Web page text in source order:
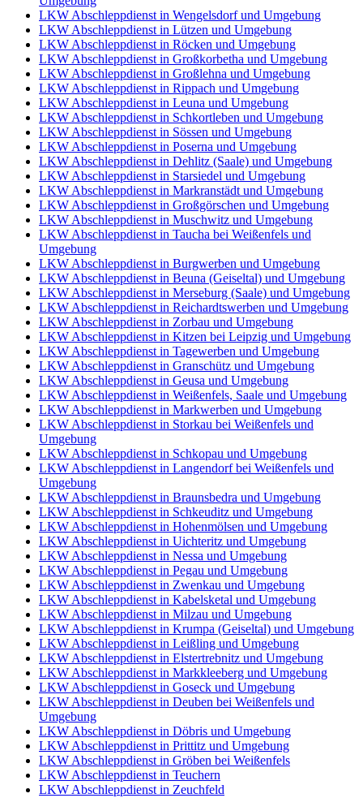
LKW Abschleppdienst in Wengelsdorf und Umgebung
LKW Abschleppdienst in Lützen und Umgebung
LKW Abschleppdienst in Röcken und Umgebung
LKW Abschleppdienst in Großkorbetha und Umgebung
LKW Abschleppdienst in Großlehna und Umgebung
LKW Abschleppdienst in Rippach und Umgebung
LKW Abschleppdienst in Leuna und Umgebung
LKW Abschleppdienst in Schkortleben und Umgebung
LKW Abschleppdienst in Sössen und Umgebung
LKW Abschleppdienst in Poserna und Umgebung
LKW Abschleppdienst in Dehlitz (Saale) und Umgebung
LKW Abschleppdienst in Starsiedel und Umgebung
LKW Abschleppdienst in Markranstädt und Umgebung
LKW Abschleppdienst in Großgörschen und Umgebung
LKW Abschleppdienst in Muschwitz und Umgebung
LKW Abschleppdienst in Taucha bei Weißenfels und
Umgebung
LKW Abschleppdienst in Burgwerben und Umgebung
LKW Abschleppdienst in Beuna (Geiseltal) und Umgebung
LKW Abschleppdienst in Merseburg (Saale) und Umgebung
LKW Abschleppdienst in Reichardtswerben und Umgebung
LKW Abschleppdienst in Zorbau und Umgebung
LKW Abschleppdienst in Kitzen bei Leipzig und Umgebung
LKW Abschleppdienst in Tagewerben und Umgebung
LKW Abschleppdienst in Granschütz und Umgebung
LKW Abschleppdienst in Geusa und Umgebung
LKW Abschleppdienst in Weißenfels, Saale und Umgebung
LKW Abschleppdienst in Markwerben und Umgebung
LKW Abschleppdienst in Storkau bei Weißenfels und
Umgebung
LKW Abschleppdienst in Schkopau und Umgebung
LKW Abschleppdienst in Langendorf bei Weißenfels und
Umgebung
LKW Abschleppdienst in Braunsbedra und Umgebung
LKW Abschleppdienst in Schkeuditz und Umgebung
LKW Abschleppdienst in Hohenmölsen und Umgebung
LKW Abschleppdienst in Uichteritz und Umgebung
LKW Abschleppdienst in Nessa und Umgebung
LKW Abschleppdienst in Pegau und Umgebung
LKW Abschleppdienst in Zwenkau und Umgebung
LKW Abschleppdienst in Kabelsketal und Umgebung
LKW Abschleppdienst in Milzau und Umgebung
LKW Abschleppdienst in Krumpa (Geiseltal) und Umgebung
LKW Abschleppdienst in Leißling und Umgebung
LKW Abschleppdienst in Elstertrebnitz und Umgebung
LKW Abschleppdienst in Markkleeberg und Umgebung
LKW Abschleppdienst in Goseck und Umgebung
LKW Abschleppdienst in Deuben bei Weißenfels und
Umgebung
LKW Abschleppdienst in Döbris und Umgebung
LKW Abschleppdienst in Prittitz und Umgebung
LKW Abschleppdienst in Gröben bei Weißenfels
LKW Abschleppdienst in Teuchern
LKW Abschleppdienst in Zeuchfeld